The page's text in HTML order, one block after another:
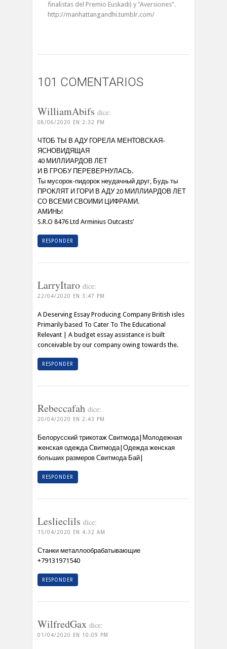
finalistas del Premio Euskadi) y "Aversiones".
http://manhattangandhi.tumblr.com/
101 COMENTARIOS
WilliamAbifs dice:
08/06/2020 EN 2:32 PM
ЧТОБ ТЫ В АДУ ГОРЕЛА МЕНТОВСКАЯ-
ЯСНОВИДЯЩАЯ
40 МИЛЛИАРДОВ ЛЕТ
И В ГРОБУ ПЕРЕВЕРНУЛАСЬ.
Ты мусорок-пидорок неудачный друг, Будь ты
ПРОКЛЯТ И ГОРИ В АДУ 20 МИЛЛИАРДОВ ЛЕТ
СО ВСЕМИ СВОИМИ ЦИФРАМИ.
АМИНЬ!
S.R.O 8476 Ltd Arminius Outcasts’
RESPONDER
LarryItaro dice:
22/04/2020 EN 3:47 PM
A Deserving Essay Producing Company British isles
Primarily based To Cater To The Educational
Relevant | A budget essay assistance is built
conceivable by our company owing towards the.
RESPONDER
Rebeccafah dice:
20/04/2020 EN 2:43 PM
Белорусский трикотаж Свитмода|Молодежная
женская одежда Свитмода|Одежда женская
больших размеров Свитмода Бай|
RESPONDER
Leslieclils dice:
15/04/2020 EN 4:32 AM
Станки металлообрабатывающие
+79131971540
RESPONDER
WilfredGax dice:
01/04/2020 EN 10:09 PM